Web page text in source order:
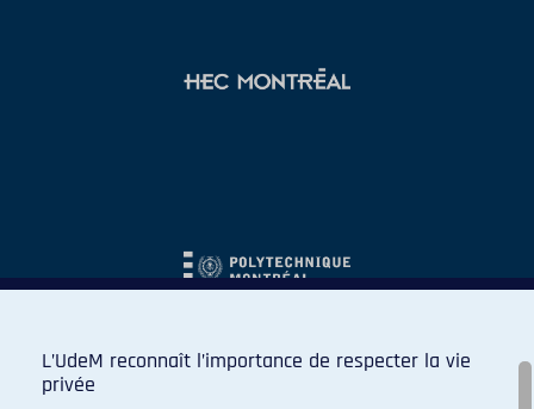
L’UdeM reconnaît l’importance de respecter la vie
privée